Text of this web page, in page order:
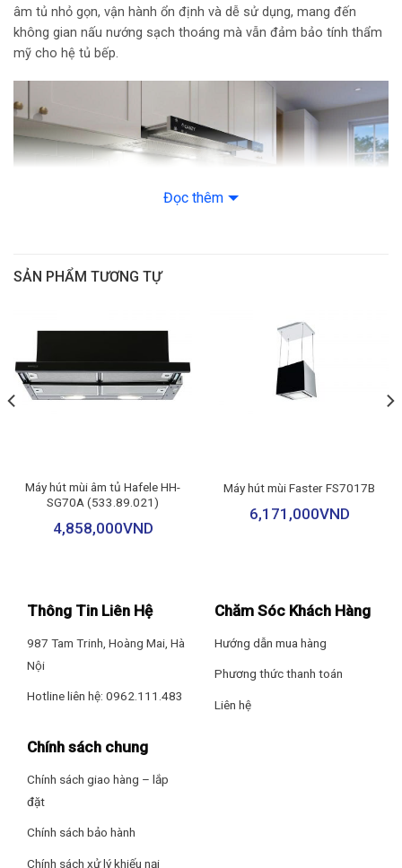
âm tủ nhỏ gọn, vận hành ổn định và dễ sử dụng, mang đến
không gian nấu nướng sạch thoáng mà vẫn đảm bảo tính thẩm
mỹ cho hệ tủ bếp.
CZ-H1060AT được thiết kế lắp âm trong tủ bếp, giúp tiết kiệm
diện tích và tạo tổng thể liền mạch cho không gian. Kích thước
600mm phù hợp với nhiều kiểu bếp gia đình, đặc biệt là căn hộ
chung cư hoặc bếp có diện tích vừa và nhỏ.
xuyên tiếp xúc với hơi nước và dầu mỡ.
Đọc thêm
SẢN PHẨM TƯƠNG TỰ
Máy hút mùi âm tủ Hafele HH-
SG70A (533.89.021)
4,858,000VND
Máy hút mùi Faster FS7017B
6,171,000VND
Thông Tin Liên Hệ
987 Tam Trinh, Hoàng Mai, Hà
Nội
Hotline liên hệ: 0962.111.483
Chăm Sóc Khách Hàng
Hướng dẫn mua hàng
Phương thức thanh toán
Liên hệ
Chính sách chung
Chính sách giao hàng – lắp
đặt
Chính sách bảo hành
Chính sách xử lý khiếu nại